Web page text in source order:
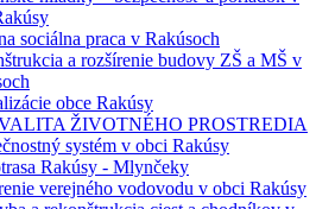
sociálna praca v Rakúsoch
a rozšírenie budovy ZŠ a MŠ v
obce Rakúsy
ŽIVOTNÉHO PROSTREDIA
systém v obci Rakúsy
Rakúsy - Mlynčeky
verejného vodovodu v obci Rakúsy